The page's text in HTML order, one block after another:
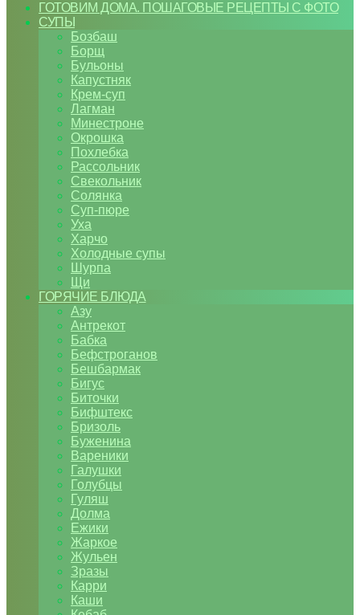
ГОТОВИМ ДОМА. ПОШАГОВЫЕ РЕЦЕПТЫ С ФОТО
СУПЫ
Бозбаш
Борщ
Бульоны
Капустняк
Крем-суп
Лагман
Минестроне
Окрошка
Похлебка
Рассольник
Свекольник
Солянка
Суп-пюре
Уха
Харчо
Холодные супы
Шурпа
Щи
ГОРЯЧИЕ БЛЮДА
Азу
Антрекот
Бабка
Бефстроганов
Бешбармак
Бигус
Биточки
Бифштекс
Бризоль
Буженина
Вареники
Галушки
Голубцы
Гуляш
Долма
Ежики
Жаркое
Жульен
Зразы
Карри
Каши